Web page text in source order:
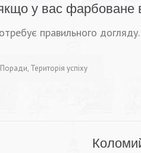
у вас фарбоване
правильного догляду.
Поради, Територія успіху